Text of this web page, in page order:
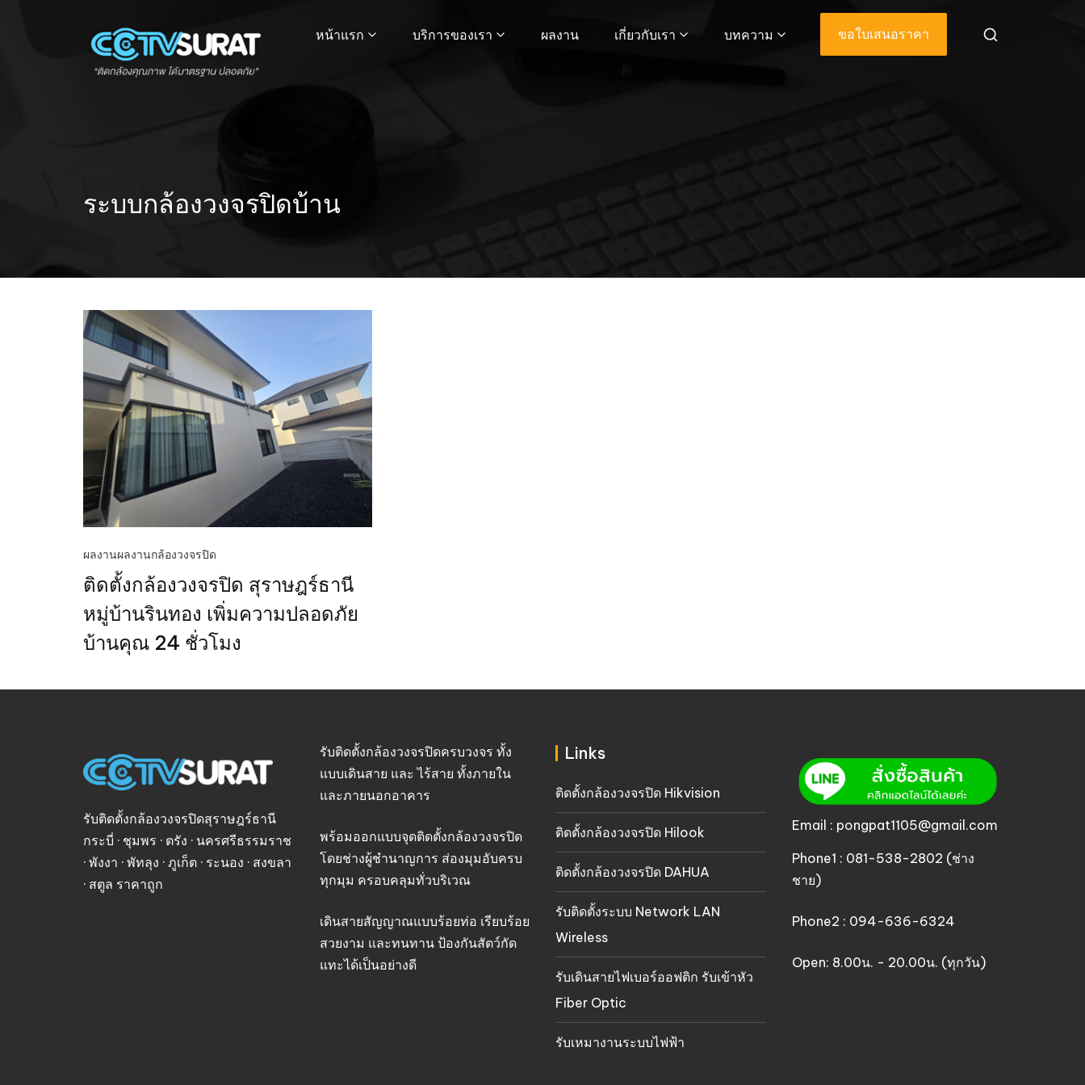
หน้าแรก บริการของเรา ผลงาน เกี่ยวกับเรา บทความ ขอใบเสนอราคา
ระบบกล้องวงจรปิดบ้าน
ผลงานผลงานกล้องวงจรปิด
ติดตั้งกล้องวงจรปิด สุราษฎร์ธานี
หมู่บ้านรินทอง เพิ่มความปลอดภัย
บ้านคุณ 24 ชั่วโมง
รับติดตั้งกล้องวงจรปิดสุราษฎร์ธานี
กระบี่ · ชุมพร · ตรัง · นครศรีธรรมราช
· พังงา · พัทลุง · ภูเก็ต · ระนอง · สงขลา
· สตูล ราคาถูก
รับติดตั้งกล้องวงจรปิดครบวงจร ทั้ง
แบบเดินสาย และ ไร้สาย ทั้งภายใน
และภายนอกอาคาร
พร้อมออกแบบจุดติดตั้งกล้องวงจรปิด
โดยช่างผู้ชำนาญการ ส่องมุมอับครบ
ทุกมุม ครอบคลุมทั่วบริเวณ
เดินสายสัญญาณแบบร้อยท่อ เรียบร้อย
สวยงาม และทนทาน ป้องกันสัตว์กัด
แทะได้เป็นอย่างดี
Links
ติดตั้งกล้องวงจรปิด Hikvision
ติดตั้งกล้องวงจรปิด Hilook
ติดตั้งกล้องวงจรปิด DAHUA
รับติดตั้งระบบ Network LAN
Wireless
รับเดินสายไฟเบอร์ออฟติก รับเข้าหัว
Fiber Optic
รับเหมางานระบบไฟฟ้า
Email : pongpat1105@gmail.com
Phone1 : 081-538-2802 (ช่าง
ชาย)
Phone2 : 094-636-6324
Open: 8.00น. - 20.00น. (ทุกวัน)